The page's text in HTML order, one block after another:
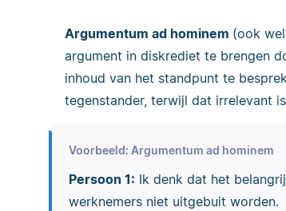
Argumentum ad hominem (ook wel
argument in diskrediet te brengen
inhoud van het standpunt te
tegenstander, terwijl dat irrelevant
Voorbeeld: Argumentum ad hominem
Persoon 1: Ik denk dat het
werknemers niet uitgebuit worden.